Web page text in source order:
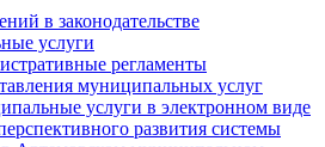
в законодательстве
услуги
регламенты
муниципальных услуг
услуги в электронном виде
развития системы